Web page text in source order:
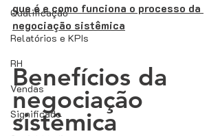
Qualificação
Relatórios e KPIs
RH
Vendas
Significado
que é e como funciona o processo da
negociação sistêmica
Benefícios da
negociação
sistêmica